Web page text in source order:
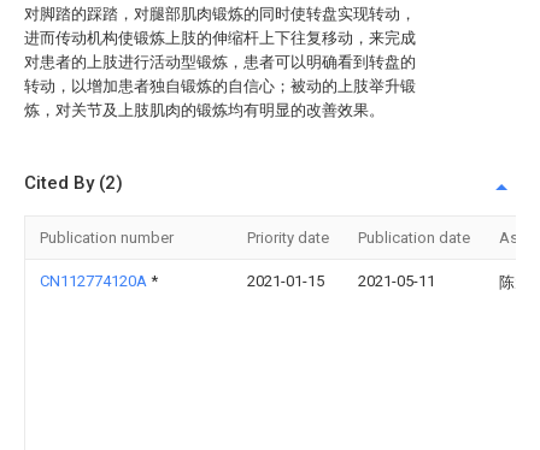
对脚踏的踩踏，对腿部肌肉锻炼的同时使转盘实现转动，
进而传动机构使锻炼上肢的伸缩杆上下往复移动，来完成
对患者的上肢进行活动型锻炼，患者可以明确看到转盘的
转动，以增加患者独自锻炼的自信心；被动的上肢举升锻
炼，对关节及上肢肌肉的锻炼均有明显的改善效果。
Cited By (2)
Publication number Priority date Publication date
CN112774120A * 2021-01-15 2021-05-11 陈元